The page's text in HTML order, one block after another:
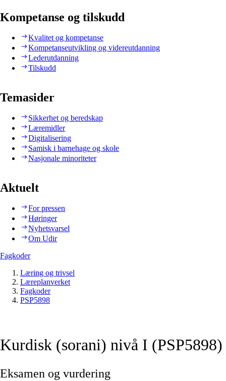
Kompetanse og tilskudd
Kvalitet og kompetanse
Kompetanseutvikling og videreutdanning
Lederutdanning
Tilskudd
Temasider
Sikkerhet og beredskap
Læremidler
Digitalisering
Samisk i barnehage og skole
Nasjonale minoriteter
Aktuelt
For pressen
Høringer
Nyhetsvarsel
Om Udir
Fagkoder
Læring og trivsel
Læreplanverket
Fagkoder
PSP5898
Kurdisk (sorani) nivå I (PSP5898)
Eksamen og vurdering